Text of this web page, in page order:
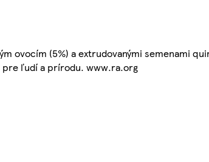
ovocím (5%) a extrudovanými semenami
ľudí a prírodu. www.ra.org